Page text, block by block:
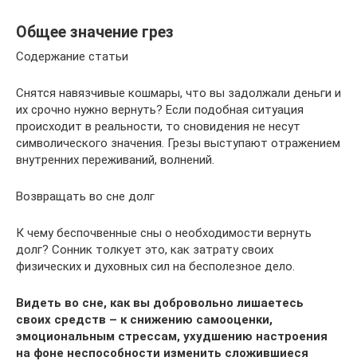
Общее значение грез
Содержание статьи
Снятся навязчивые кошмары, что вы задолжали деньги и
их срочно нужно вернуть? Если подобная ситуация
происходит в реальности, то сновидения не несут
символического значения. Грезы выступают отражением
внутренних переживаний, волнений.
Возвращать во сне долг
К чему беспочвенные сны о необходимости вернуть
долг? Сонник толкует это, как затрату своих
физических и духовных сил на бесполезное дело.
Видеть во сне, как вы добровольно лишаетесь
своих средств – к снижению самооценки,
эмоциональным стрессам, ухудшению настроения
на фоне неспособности изменить сложившиеся